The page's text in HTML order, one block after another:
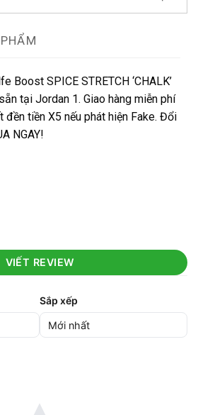
Boost SPICE STRETCH ‘CHALK’
tại Jordan 1. Giao hàng miễn phí
đền tiền X5 nếu phát hiện Fake. Đổi
NGAY!
VIẾT REVIEW
Sắp xếp